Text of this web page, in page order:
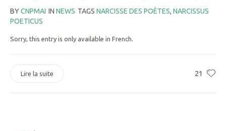
BYCNPMAI IN NEWS TAGS NARCISSE DES POÈTES, NARCISSUS
POETICUS
Sorry, this entry is only available in French.
21
Lire la suite